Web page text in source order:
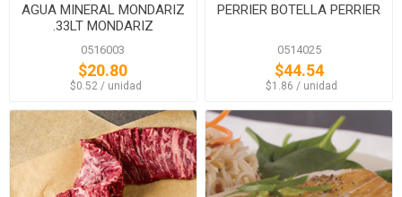
AGUA MINERAL MONDARIZ
.33LT MONDARIZ
0516003
$20.80
‏‏‎ ‎‏‏‎ ‎$0.52 / unidad
PERRIER BOTELLA PERRIER
0514025
$44.54
‏‏‎ ‎‏‏‎ ‎$1.86 / unidad